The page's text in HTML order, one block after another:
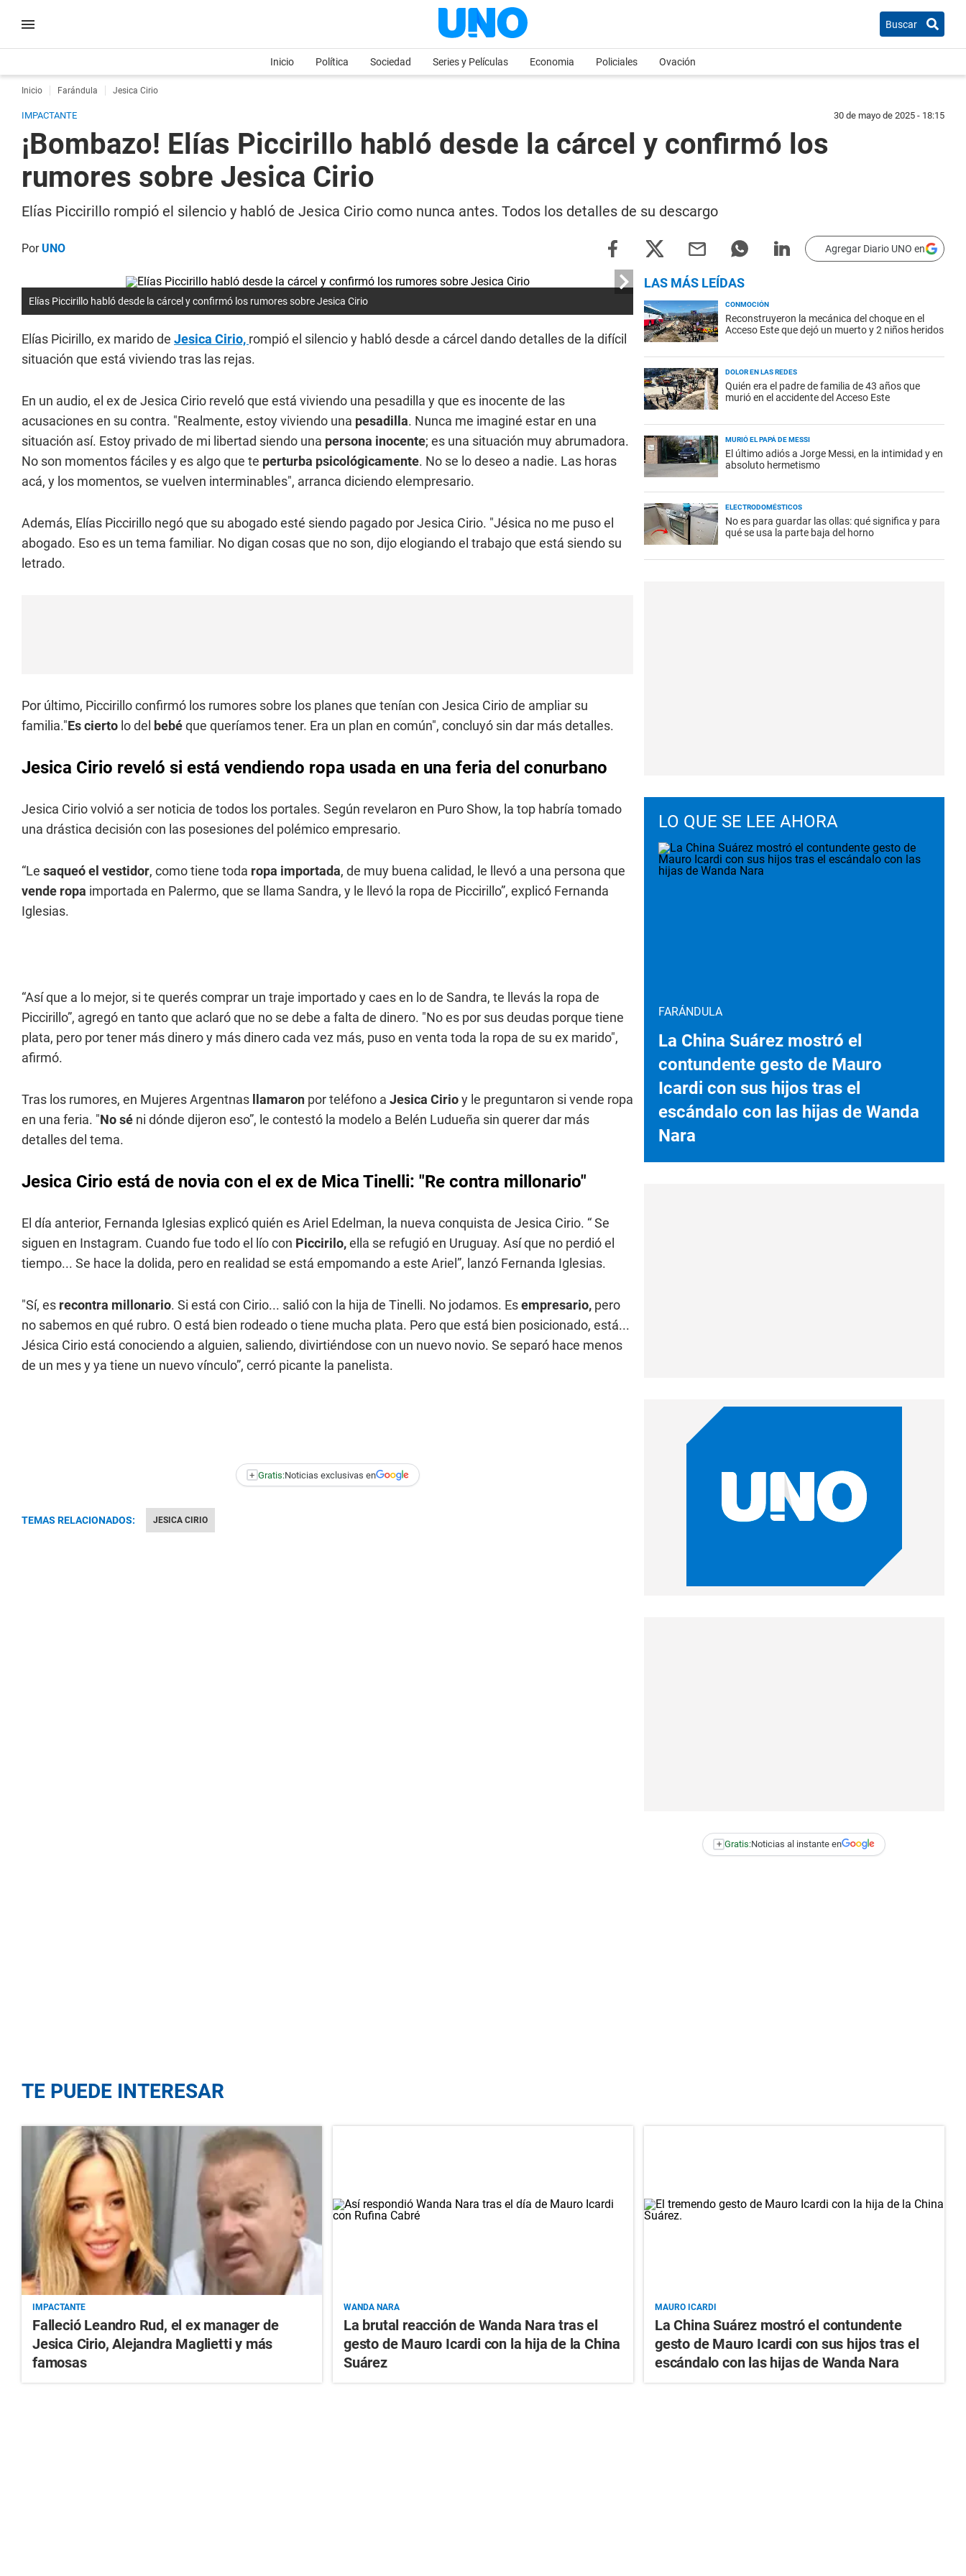
Buscar
Inicio Política Sociedad Series y Películas Economia Policiales Ovación
Inicio Farándula Jesica Cirio
IMPACTANTE 30 de mayo de 2025 - 18:15
¡Bombazo! Elías Piccirillo habló desde la cárcel y confirmó los
rumores sobre Jesica Cirio
Elías Piccirillo rompió el silencio y habló de Jesica Cirio como nunca antes. Todos los detalles de su descargo
PorUNO Agregar Diario UNO en
Elías Piccirillo habló desde la cárcel y confirmó los rumores sobre Jesica Cirio
Elías Picirillo, ex marido de Jesica Cirio, rompió el silencio y habló desde a cárcel dando detalles de la difícil
situación que está viviendo tras las rejas.
En un audio, el ex de Jesica Cirio reveló que está viviendo una pesadilla y que es inocente de las
acusaciones en su contra. "Realmente, estoy viviendo una pesadilla. Nunca me imaginé estar en una
situación así. Estoy privado de mi libertad siendo una persona inocente; es una situación muy abrumadora.
No son momentos fáciles y es algo que te perturba psicológicamente. No se lo deseo a nadie. Las horas
acá, y los momentos, se vuelven interminables", arranca diciendo elempresario.
Además, Elías Piccirillo negó que su abogado esté siendo pagado por Jesica Cirio. "Jésica no me puso el
abogado. Eso es un tema familiar. No digan cosas que no son, dijo elogiando el trabajo que está siendo su
letrado.
Por último, Piccirillo confirmó los rumores sobre los planes que tenían con Jesica Cirio de ampliar su
familia."Es cierto lo del bebéque queríamos tener. Era un plan en común", concluyó sin dar más detalles.
Jesica Cirio reveló si está vendiendo ropa usada en una feria del conurbano
Jesica Cirio volvió a ser noticia de todos los portales. Según revelaron en Puro Show, la top habría tomado
una drástica decisión con las posesiones del polémico empresario.
“Le saqueó el vestidor, como tiene toda ropa importada, de muy buena calidad, le llevó a una persona que
vende ropa importada en Palermo, que se llama Sandra, y le llevó la ropa de Piccirillo”, explicó Fernanda
Iglesias.
“Así que a lo mejor, si te querés comprar un traje importado y caes en lo de Sandra, te llevás la ropa de
Piccirillo”, agregó en tanto que aclaró que no se debe a falta de dinero. "No es por sus deudas porque tiene
plata, pero por tener más dinero y más dinero cada vez más, puso en venta toda la ropa de su ex marido",
afirmó.
Tras los rumores, en Mujeres Argentnas llamaron por teléfono a Jesica Cirioy le preguntaron si vende ropa
en una feria. "No sé ni dónde dijeron eso”, le contestó la modelo a Belén Ludueña sin querer dar más
detalles del tema.
Jesica Cirio está de novia con el ex de Mica Tinelli: "Re contra millonario"
El día anterior, Fernanda Iglesias explicó quién es Ariel Edelman, la nueva conquista de Jesica Cirio. “ Se
siguen en Instagram. Cuando fue todo el lío con Piccirilo,ella se refugió en Uruguay. Así que no perdió el
tiempo... Se hace la dolida, pero en realidad se está empomando a este Ariel”, lanzó Fernanda Iglesias.
"Sí, es recontra millonario. Si está con Cirio... salió con la hija de Tinelli. No jodamos. Esempresario, pero
no sabemos en qué rubro. O está bien rodeado o tiene mucha plata. Pero que está bien posicionado, está...
Jésica Cirio está conociendo a alguien, saliendo, divirtiéndose con un nuevo novio. Se separó hace menos
de un mes y ya tiene un nuevo vínculo”, cerró picante la panelista.
+ Gratis:Noticias exclusivas en
TEMAS RELACIONADOS: JESICA CIRIO
LAS MÁS LEÍDAS
CONMOCIÓN
Reconstruyeron la mecánica del choque en el
Acceso Este que dejó un muerto y 2 niños heridos
DOLOR EN LAS REDES
Quién era el padre de familia de 43 años que
murió en el accidente del Acceso Este
MURIÓ EL PAPÁ DE MESSI
El último adiós a Jorge Messi, en la intimidad y en
absoluto hermetismo
ELECTRODOMÉSTICOS
No es para guardar las ollas: qué significa y para
qué se usa la parte baja del horno
LO QUE SE LEE AHORA
FARÁNDULA
La China Suárez mostró el
contundente gesto de Mauro
Icardi con sus hijos tras el
escándalo con las hijas de Wanda
Nara
+ Gratis:Noticias al instante en
TE PUEDE INTERESAR
IMPACTANTE
Falleció Leandro Rud, el ex manager de
Jesica Cirio, Alejandra Maglietti y más
famosas
WANDA NARA
La brutal reacción de Wanda Nara tras el
gesto de Mauro Icardi con la hija de la China
Suárez
MAURO ICARDI
La China Suárez mostró el contundente
gesto de Mauro Icardi con sus hijos tras el
escándalo con las hijas de Wanda Nara